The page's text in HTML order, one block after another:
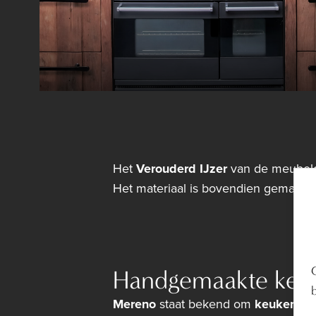
Het Verouderd IJzervan de
Het materiaal is bovendien
Handgemaakte
Mereno staat bekend om keukens